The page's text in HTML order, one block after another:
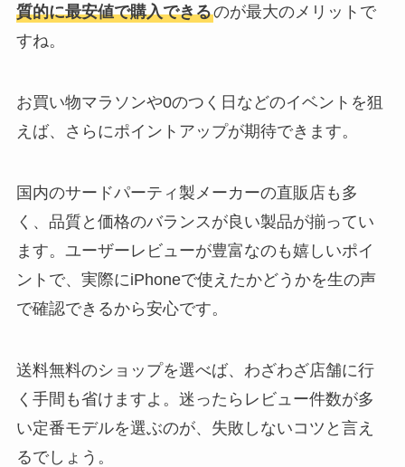
質的に最安値で購入できるのが最大のメリットで
すね。
お買い物マラソンや0のつく日などのイベントを狙
えば、さらにポイントアップが期待できます。
国内のサードパーティ製メーカーの直販店も多
く、品質と価格のバランスが良い製品が揃ってい
ます。ユーザーレビューが豊富なのも嬉しいポイ
ントで、実際にiPhoneで使えたかどうかを生の声
で確認できるから安心です。
送料無料のショップを選べば、わざわざ店舗に行
く手間も省けますよ。迷ったらレビュー件数が多
い定番モデルを選ぶのが、失敗しないコツと言え
るでしょう。